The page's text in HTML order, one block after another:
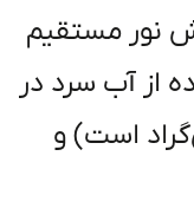
نور مستقیم
از آب سرد در
دمای حدود ۲۵ درجه سانتی‌گراد است) و